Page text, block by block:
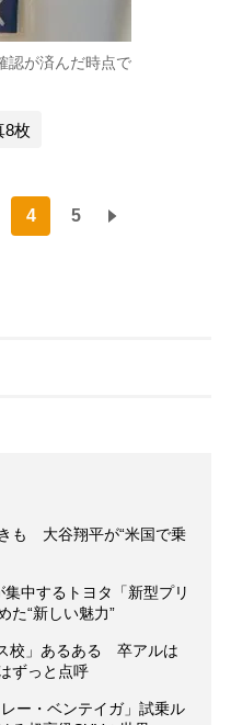
認が済んだ時点で
8枚
4 5
も 大谷翔平が“米国で乗
中するトヨタ「新型プリ
た“新しい魅力”
校」あるある 卒アルは
ずっと点呼
ー・ベンテイガ」試乗ル